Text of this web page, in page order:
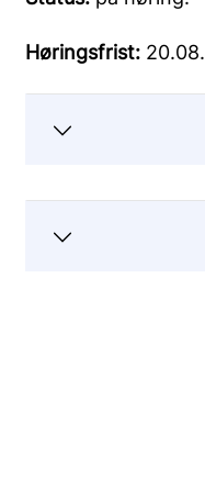
Høringsfrist: